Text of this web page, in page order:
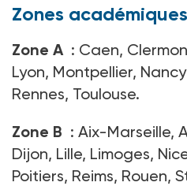
Zones académiques
Zone A : Caen,
Lyon, Montpellier,
Rennes, Toulouse.
Zone B : Aix-Marseille,
Dijon, Lille, Limoges,
Poitiers, Reims, Rouen,